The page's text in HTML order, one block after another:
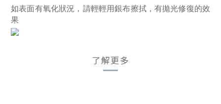
如表面有氧化狀況，請輕輕用銀布擦拭，有拋光修復的效
果
了解更多